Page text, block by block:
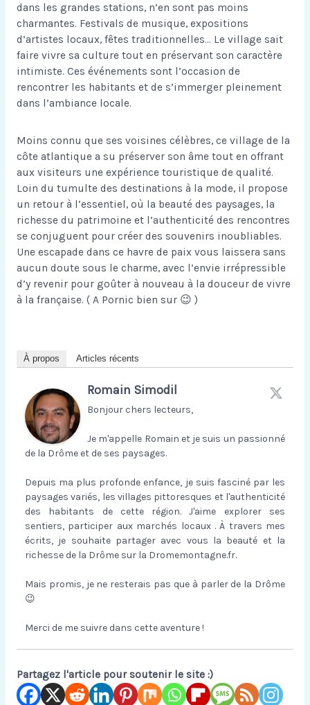
dans les grandes stations, n’en sont pas moins
charmantes. Festivals de musique, expositions
d’artistes locaux, fêtes traditionnelles… Le village sait
faire vivre sa culture tout en préservant son caractère
intimiste. Ces événements sont l’occasion de
rencontrer les habitants et de s’immerger pleinement
dans l’ambiance locale.
Moins connu que ses voisines célèbres, ce village de la
côte atlantique a su préserver son âme tout en offrant
aux visiteurs une expérience touristique de qualité.
Loin du tumulte des destinations à la mode, il propose
un retour à l’essentiel, où la beauté des paysages, la
richesse du patrimoine et l’authenticité des rencontres
se conjuguent pour créer des souvenirs inoubliables.
Une escapade dans ce havre de paix vous laissera sans
aucun doute sous le charme, avec l’envie irrépressible
d’y revenir pour goûter à nouveau à la douceur de vivre
à la française. ( A Pornic bien sur 😉 )
À propos Articles récents
Romain Simodil
Bonjour chers lecteurs,
Je m'appelle Romain et je suis un passionné
de la Drôme et de ses paysages.
Depuis ma plus profonde enfance, je suis fasciné par les
paysages variés, les villages pittoresques et l'authenticité
des habitants de cette région. J'aime explorer ses
sentiers, participer aux marchés locaux . À travers mes
écrits, je souhaite partager avec vous la beauté et la
richesse de la Drôme sur la Dromemontagne.fr.
Mais promis, je ne resterais pas que à parler de la Drôme
😉
Merci de me suivre dans cette aventure !
Partagez l'article pour soutenir le site :)